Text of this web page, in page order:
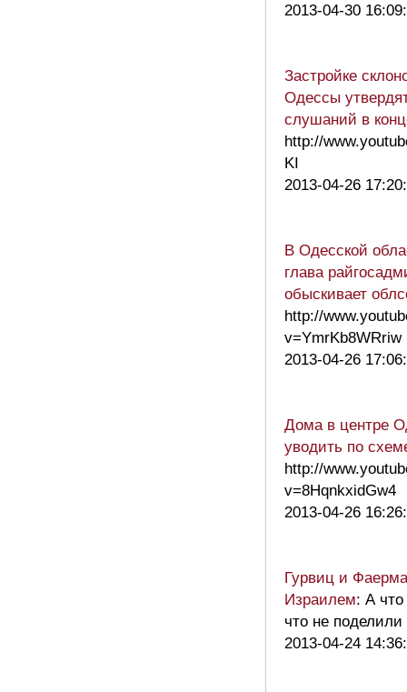
2013-04-30
Застройке
Одессы
слушаний в
http://
KI
2013-04-26
В Одесской
глава
обыскивает
http://
v=YmrKb8WRriw
2013-04-26
Дома в центре
уводить по
http://
v=8HqnkxidGw4
2013-04-26
Гурвиц и
Израилем: А что
что не
2013-04-24